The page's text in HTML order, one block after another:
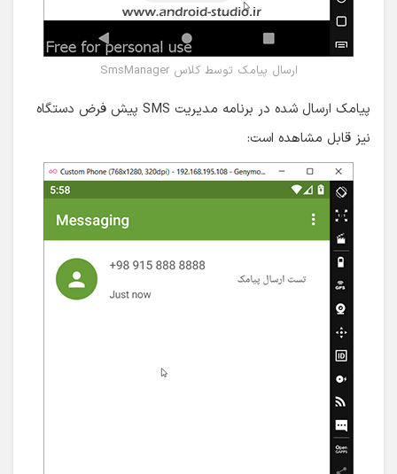
ارسال پیامک توسط کلاس SmsManager
پیامک ارسال شده در برنامه مدیریت SMS پیش فرض دستگاه
نیز قابل مشاهده است: